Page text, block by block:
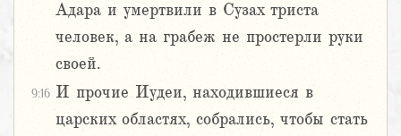
Адара и умертвили в Сузах триста
человек, а на грабеж не простерли руки
своей.
9:16 И прочие Иудеи, находившиеся в
царских областях, собрались, чтобы стать